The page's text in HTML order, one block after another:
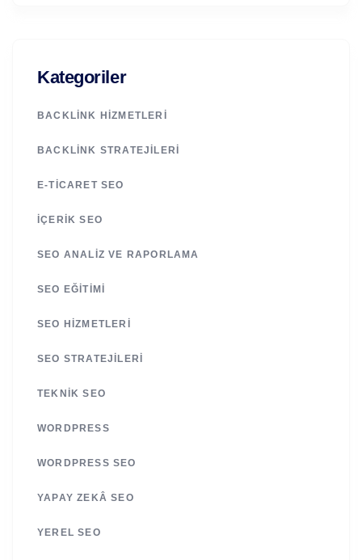
Kategoriler
BACKLINK HIZMETLERI
BACKLINK STRATEJILERI
E-TICARET SEO
İÇERIK SEO
SEO ANALIZ VE RAPORLAMA
SEO EĞITIMI
SEO HIZMETLERI
SEO STRATEJILERI
TEKNIK SEO
WORDPRESS
WORDPRESS SEO
YAPAY ZEKÂ SEO
YEREL SEO